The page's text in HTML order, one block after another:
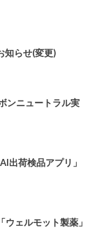
らせ(変更)
ンニュートラル実
出荷検品アプリ」
ェルモット製薬」